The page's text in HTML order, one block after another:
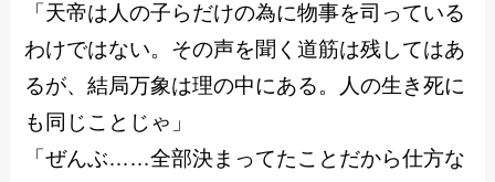
「天帝は人の子らだけの為に物事を司っている
わけではない。その声を聞く道筋は残してはあ
るが、結局万象は理の中にある。人の生き死に
も同じことじゃ」
「ぜんぶ……全部決まってたことだから仕方な